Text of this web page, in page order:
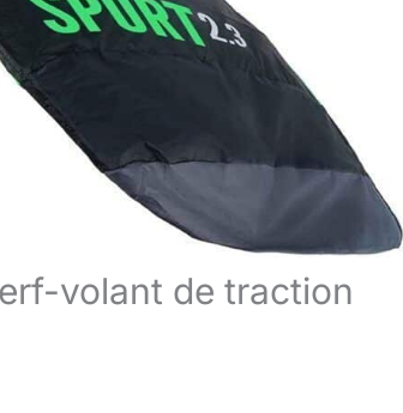
volant de traction